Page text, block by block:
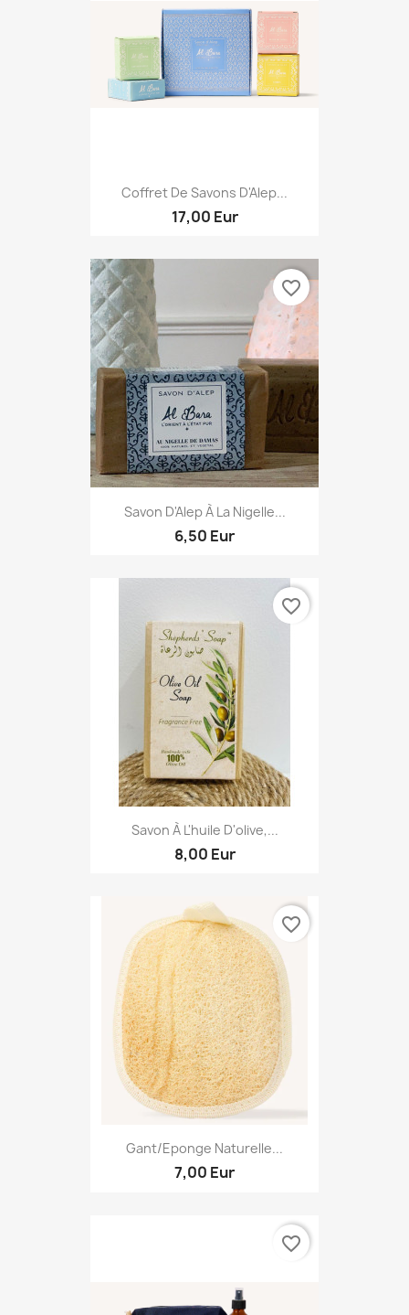
Coffret De Savons D'Alep...
17,00 Eur
Savon D'Alep À La Nigelle...
6,50 Eur
favorite_border
Savon À L'huile D'olive,...
8,00 Eur
favorite_border
Gant/Eponge Naturelle...
7,00 Eur
favorite_border
favorite_border